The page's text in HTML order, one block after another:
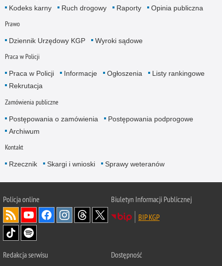
Kodeks karny
Ruch drogowy Raporty Opinia publiczna
Prawo
Dziennik Urzędowy KGP Wyroki sądowe
Praca w Policji
Praca w Policji Informacje Ogłoszenia
Listy rankingowe
Rekrutacja
Zamówienia publiczne
Postępowania o zamówienia
Postępowania podprogowe
Archiwum
Kontakt
Rzecznik Skargi i wnioski Sprawy weteranów
Policjaonline
Biuletyn Informacji Publicznej
BIP KGP
Redakcja serwisu Dostępność